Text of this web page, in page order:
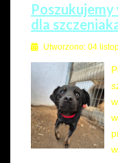
Poszukujemy
dla
Utworzono: 04